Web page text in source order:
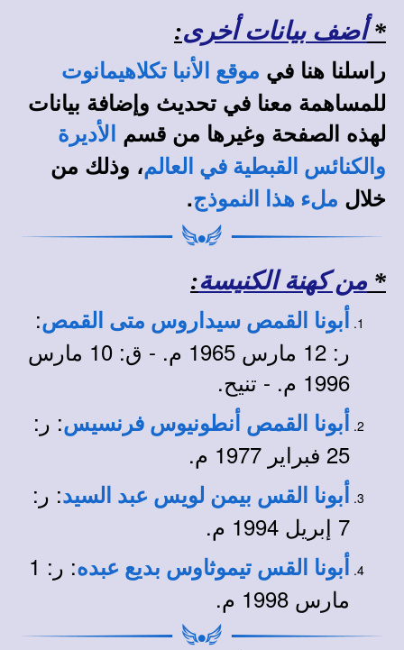
*أضف بيانات أخرى:
راسلنا هنا في موقع الأنبا تكلاهيمانوت
للمساهمة معنا في تحديث وإضافة بيانات
لهذه الصفحة وغيرها من قسم
الأديرة
والكنائس القبطية في العالم، وذلك من
خلال ملء هذا النموذج.
* من كهنة الكنيسة:
أبونا القمص سيداروس متى القمص:
ر: 12 مارس 1965 م. - ق: 10 مارس
1996 م. - تنيح.
أبونا القمص أنطونيوس فرنسيس: ر:
25 فبراير 1977 م.
أبونا القس بيمن لويس عبد السيد: ر:
7 إبريل 1994 م.
أبونا القس تيموثاوس بديع عبده
: ر: 1
مارس 1998 م.